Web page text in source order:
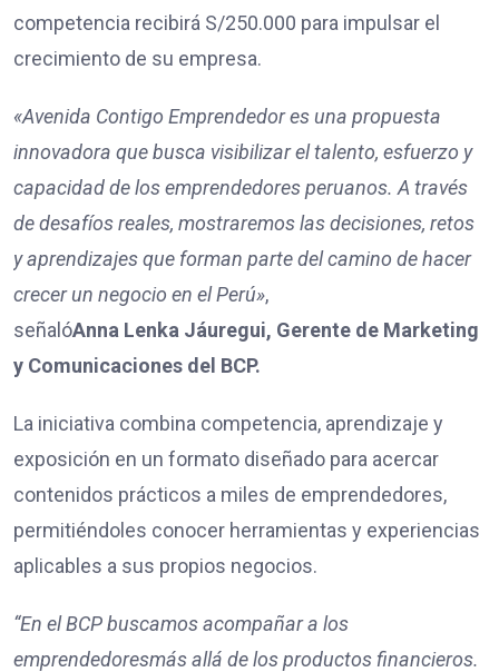
competencia recibirá S/250.000 para impulsar el
crecimiento de su empresa.
«Avenida Contigo Emprendedor es una propuesta
innovadora que busca visibilizar el talento, esfuerzo y
capacidad de los emprendedores peruanos. A través
de desafíos reales, mostraremos las decisiones, retos
y aprendizajes que forman parte del camino de hacer
crecer un negocio en el Perú»,
señalóAnna Lenka Jáuregui, Gerente de Marketing
y Comunicaciones del BCP.
La iniciativa combina competencia, aprendizaje y
exposición en un formato diseñado para acercar
contenidos prácticos a miles de emprendedores,
permitiéndoles conocer herramientas y experiencias
aplicables a sus propios negocios.
“En el BCP buscamos acompañar a los
emprendedoresmás allá de los productos financieros.